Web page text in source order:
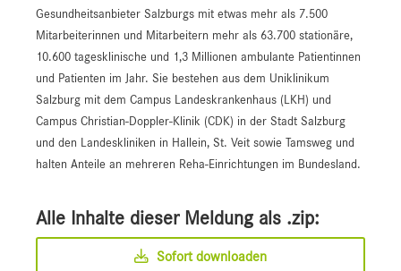
Gesundheitsanbieter Salzburgs mit etwas mehr als 7.500
Mitarbeiterinnen und Mitarbeitern mehr als 63.700 stationäre,
10.600 tagesklinische und 1,3 Millionen ambulante Patientinnen
und Patienten im Jahr. Sie bestehen aus dem Uniklinikum
Salzburg mit dem Campus Landeskrankenhaus (LKH) und
Campus Christian-Doppler-Klinik (CDK) in der Stadt Salzburg
und den Landeskliniken in Hallein, St. Veit sowie Tamsweg und
halten Anteile an mehreren Reha-Einrichtungen im Bundesland.
Alle Inhalte dieser Meldung als .zip:
Sofort downloaden